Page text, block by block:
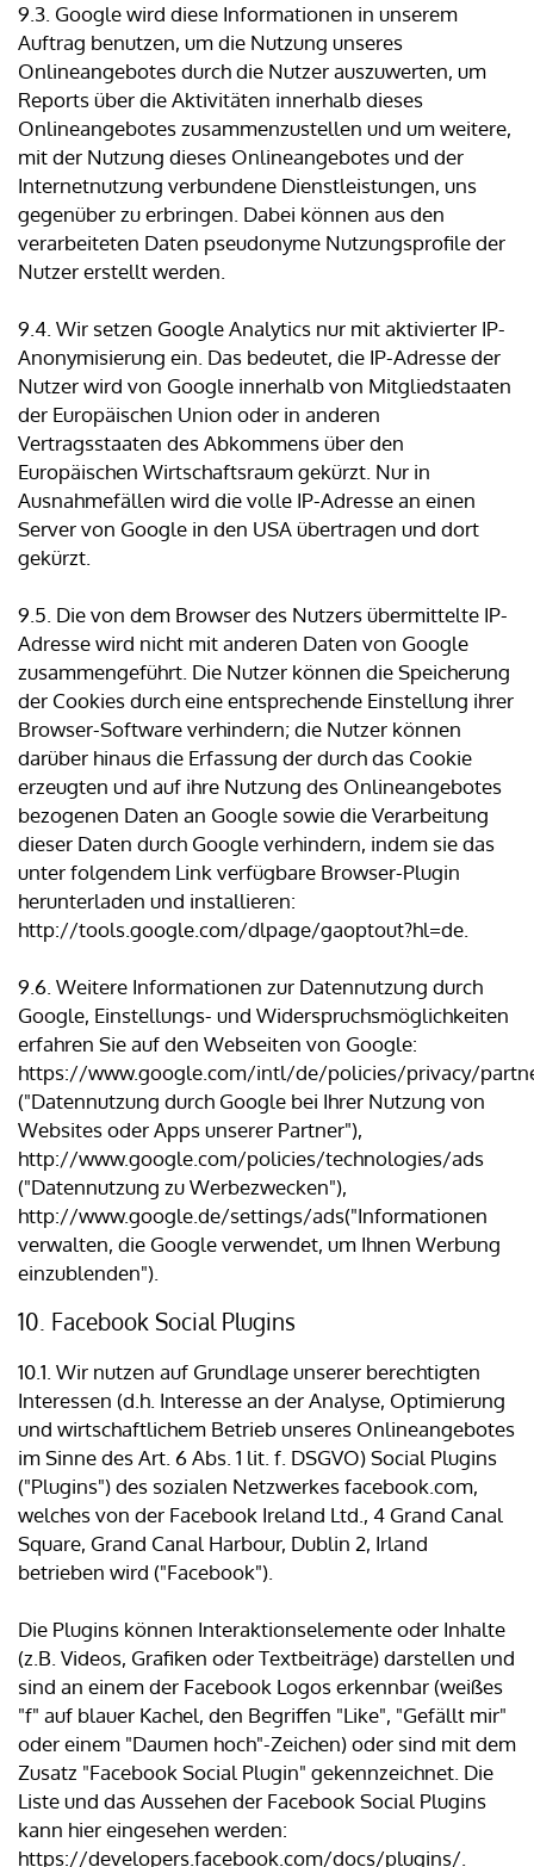
9.3. Google wird diese Informationen in unserem
Auftrag benutzen, um die Nutzung unseres
Onlineangebotes durch die Nutzer auszuwerten, um
Reports über die Aktivitäten innerhalb dieses
Onlineangebotes zusammenzustellen und um weitere,
mit der Nutzung dieses Onlineangebotes und der
Internetnutzung verbundene Dienstleistungen, uns
gegenüber zu erbringen. Dabei können aus den
verarbeiteten Daten pseudonyme Nutzungsprofile der
Nutzer erstellt werden.
9.4. Wir setzen Google Analytics nur mit aktivierter IP-
Anonymisierung ein. Das bedeutet, die IP-Adresse der
Nutzer wird von Google innerhalb von Mitgliedstaaten
der Europäischen Union oder in anderen
Vertragsstaaten des Abkommens über den
Europäischen Wirtschaftsraum gekürzt. Nur in
Ausnahmefällen wird die volle IP-Adresse an einen
Server von Google in den USA übertragen und dort
gekürzt.
9.5. Die von dem Browser des Nutzers übermittelte IP-
Adresse wird nicht mit anderen Daten von Google
zusammengeführt. Die Nutzer können die Speicherung
der Cookies durch eine entsprechende Einstellung ihrer
Browser-Software verhindern; die Nutzer können
darüber hinaus die Erfassung der durch das Cookie
erzeugten und auf ihre Nutzung des Onlineangebotes
bezogenen Daten an Google sowie die Verarbeitung
dieser Daten durch Google verhindern, indem sie das
unter folgendem Link verfügbare Browser-Plugin
herunterladen und installieren:
http://tools.google.com/dlpage/gaoptout?hl=de.
9.6. Weitere Informationen zur Datennutzung durch
Google, Einstellungs- und Widerspruchsmöglichkeiten
erfahren Sie auf den Webseiten von Google:
https://www.google.com/intl/de/policies/privacy/
("Datennutzung durch Google bei Ihrer Nutzung von
Websites oder Apps unserer Partner"),
http://www.google.com/policies/technologies/ads
("Datennutzung zu Werbezwecken"),
http://www.google.de/settings/ads("Informationen
verwalten, die Google verwendet, um Ihnen Werbung
einzublenden").
10. Facebook Social Plugins
10.1. Wir nutzen auf Grundlage unserer berechtigten
Interessen (d.h. Interesse an der Analyse, Optimierung
und wirtschaftlichem Betrieb unseres Onlineangebotes
im Sinne des Art. 6 Abs. 1 lit. f. DSGVO) Social Plugins
("Plugins") des sozialen Netzwerkes facebook.com,
welches von der Facebook Ireland Ltd., 4 Grand Canal
Square, Grand Canal Harbour, Dublin 2, Irland
betrieben wird ("Facebook").
Die Plugins können Interaktionselemente oder Inhalte
(z.B. Videos, Grafiken oder Textbeiträge) darstellen und
sind an einem der Facebook Logos erkennbar (weißes
"f" auf blauer Kachel, den Begriffen "Like", "Gefällt mir"
oder einem "Daumen hoch"-Zeichen) oder sind mit dem
Zusatz "Facebook Social Plugin" gekennzeichnet. Die
Liste und das Aussehen der Facebook Social Plugins
kann hier eingesehen werden:
https://developers.facebook.com/docs/plugins/.